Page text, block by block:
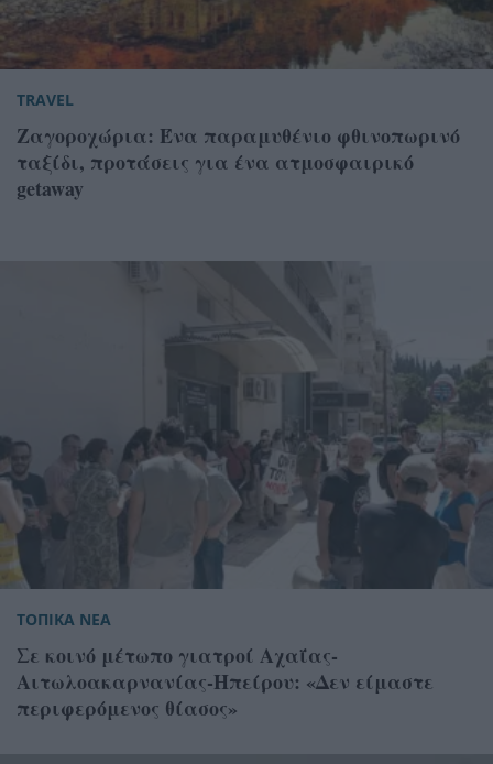
TRAVEL
Ζαγοροχώρια: Ένα παραμυθένιο φθινοπωρινό
ταξίδι, προτάσεις για ένα ατμοσφαιρικό
getaway
ΤΟΠΙΚΑ ΝΕΑ
Σε κοινό μέτωπο γιατροί Αχαΐας-
Αιτωλοακαρνανίας-Ηπείρου: «Δεν είμαστε
περιφερόμενος θίασος»